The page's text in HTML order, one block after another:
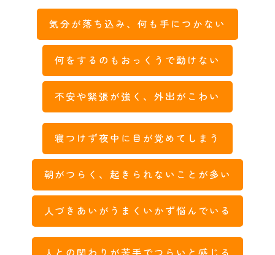
気分が落ち込み、何も手につかない
何をするのもおっくうで動けない
不安や緊張が強く、外出がこわい
寝つけず夜中に目が覚めてしまう
朝がつらく、起きられないことが多い
人づきあいがうまくいかず悩んでいる
人との関わりが苦手でつらいと感じる